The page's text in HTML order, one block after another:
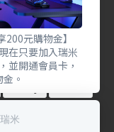
200元購物金】
在只要加入瑞米
並開通會員卡，
。
米